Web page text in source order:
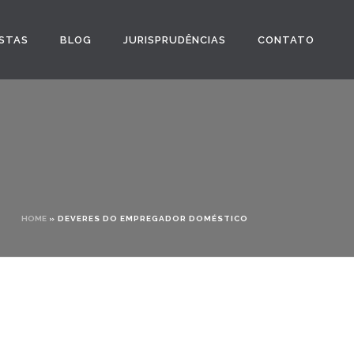
BLOG JURISPRUDÊNCIAS CONTATO
HOME » DEVERES DO EMPREGADOR DOMÉSTICO